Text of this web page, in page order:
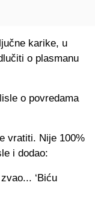
karike, u
o plasmanu
o povredama
vratiti. Nije 100%
i dodao:
‘Biću